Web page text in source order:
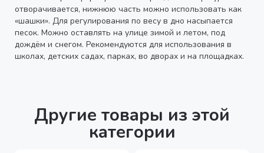
отворачивается, нижнюю часть можно использовать как
«шашки». Для регулирования по весу в дно насыпается
песок. Можно оставлять на улице зимой и летом, под
дождём и снегом. Рекомендуются для использования в
школах, детских садах, парках, во дворах и на площадках.
Другие товары из этой
категории